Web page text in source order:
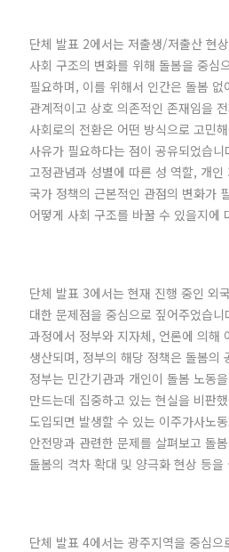
단체 발표 2에서는 저출생/저출산 현
사회 구조의 변화를 위해 돌봄을 중심
필요하며, 이를 위해서 인간은 돌봄 없
관계적이고 상호 의존적인 존재임을
사회로의 전환은 어떤 방식으로 고민
사유가 필요하다는 점이 공유되었습
고정관념과 성별에 따른 성 역할, 개
국가 정책의 근본적인 관점의 변화가
어떻게 사회 구조를 바꿀 수 있을지에
단체 발표 3에서는 현재 진행 중인 외
대한 문제점을 중심으로 짚어주었습
과정에서 정부와 지자체, 언론에 의해
생산되며, 정부의 해당 정책은 돌봄의
정부는 민간기관과 개인이 돌봄 노동
만드는데 집중하고 있는 현실을 비판
도입되면 발생할 수 있는 이주가사노
안전망과 관련한 문제를 살펴보고 돌
돌봄의 격차 확대 및 양극화 현상 등을
단체 발표 4에서는 광주지역을 중심으